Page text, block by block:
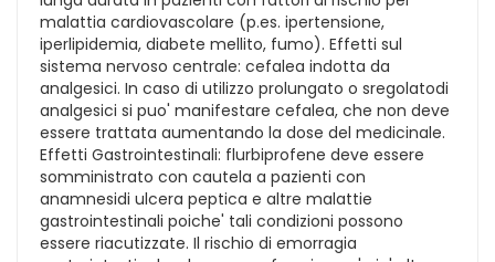
malattia cardiovascolare (p.es. ipertensione,
iperlipidemia, diabete mellito, fumo). Effetti sul
sistema nervoso centrale: cefalea indotta da
analgesici. In caso di utilizzo prolungato o sregolatodi
analgesici si puo' manifestare cefalea, che non deve
essere trattata aumentando la dose del medicinale.
Effetti Gastrointestinali: flurbiprofene deve essere
somministrato con cautela a pazienti con
anamnesidi ulcera peptica e altre malattie
gastrointestinali poiche' tali condizioni possono
essere riacutizzate. Il rischio di emorragia